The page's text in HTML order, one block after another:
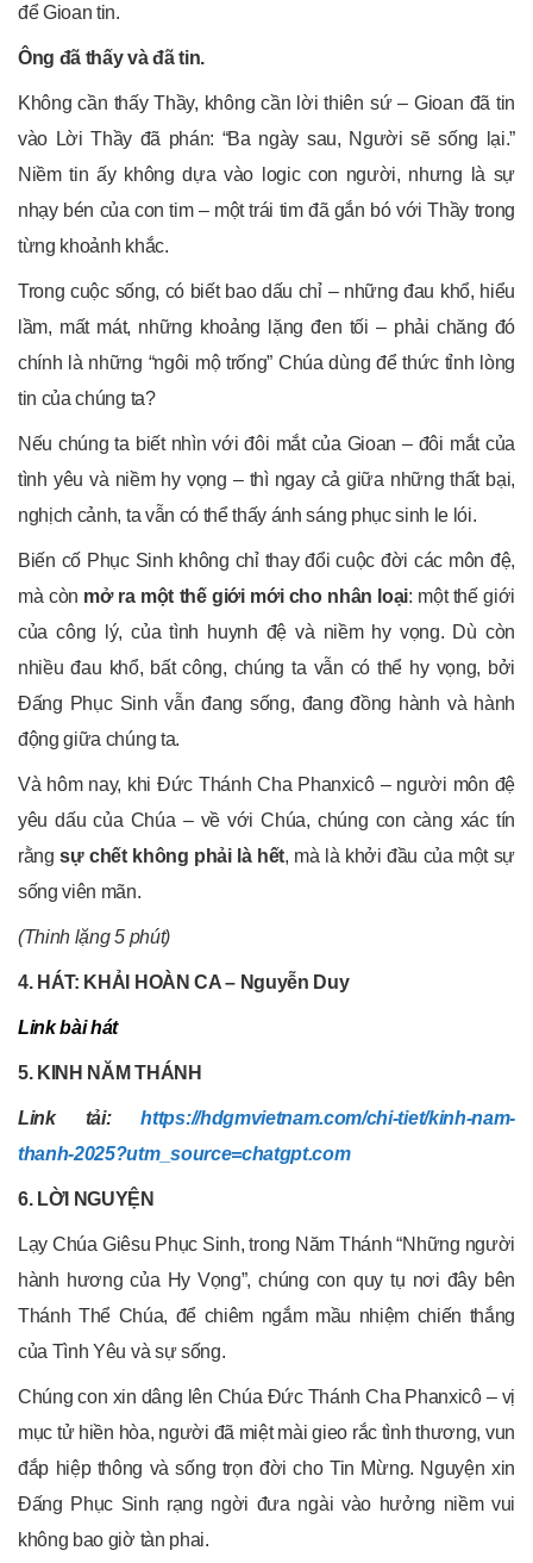
để Gioan tin.
Ông đã thấy và đã tin.
Không cần thấy Thầy, không cần lời thiên sứ – Gioan đã tin
vào Lời Thầy đã phán: “Ba ngày sau, Người sẽ sống lại.”
Niềm tin ấy không dựa vào logic con người, nhưng là sự
nhạy bén của con tim – một trái tim đã gắn bó với Thầy trong
từng khoảnh khắc.
Trong cuộc sống, có biết bao dấu chỉ – những đau khổ, hiểu
lầm, mất mát, những khoảng lặng đen tối – phải chăng đó
chính là những “ngôi mộ trống” Chúa dùng để thức tỉnh lòng
tin của chúng ta?
Nếu chúng ta biết nhìn với đôi mắt của Gioan – đôi mắt của
tình yêu và niềm hy vọng – thì ngay cả giữa những thất bại,
nghịch cảnh, ta vẫn có thể thấy ánh sáng phục sinh le lói.
Biến cố Phục Sinh không chỉ thay đổi cuộc đời các môn đệ,
mà còn mở ra một thế giới mới cho nhân loại: một thế giới
của công lý, của tình huynh đệ và niềm hy vọng. Dù còn
nhiều đau khổ, bất công, chúng ta vẫn có thể hy vọng, bởi
Đấng Phục Sinh vẫn đang sống, đang đồng hành và hành
động giữa chúng ta.
Và hôm nay, khi Đức Thánh Cha Phanxicô – người môn đệ
yêu dấu của Chúa – về với Chúa, chúng con càng xác tín
rằngsự chết không phải là hết, mà là khởi đầu của một sự
sống viên mãn.
(Thinh lặng 5 phút)
4. HÁT: KHẢI HOÀN CA – Nguyễn Duy
Link bài hát
5. KINH NĂM THÁNH
Link tải:https://hdgmvietnam.com/chi-tiet/kinh-nam-
thanh-2025?utm_source=chatgpt.com
6. LỜI NGUYỆN
Lạy Chúa Giêsu Phục Sinh, trong Năm Thánh “Những người
hành hương của Hy Vọng”, chúng con quy tụ nơi đây bên
Thánh Thể Chúa, để chiêm ngắm mầu nhiệm chiến thắng
của Tình Yêu và sự sống.
Chúng con xin dâng lên Chúa Đức Thánh Cha Phanxicô – vị
mục tử hiền hòa, người đã miệt mài gieo rắc tình thương, vun
đắp hiệp thông và sống trọn đời cho Tin Mừng. Nguyện xin
Đấng Phục Sinh rạng ngời đưa ngài vào hưởng niềm vui
không bao giờ tàn phai.